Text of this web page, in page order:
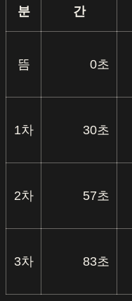
분
간
뜸 0초
1차 30초
2차 57초
3차 83초